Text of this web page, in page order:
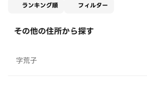
ランキング順 フィルター
その他の住所から探す
字荒子